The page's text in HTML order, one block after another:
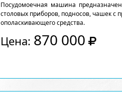
Посудомоечная машина
столовых приборов, подносов, чашек
ополаскивающего средства.
Цена: 870 000